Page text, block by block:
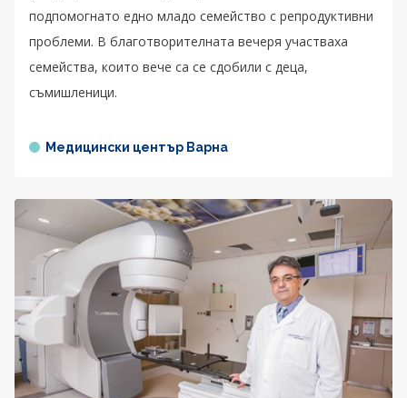
подпомогнато едно младо семейство с репродуктивни
проблеми. В благотворителната вечеря участваха
семейства, които вече са се сдобили с деца,
съмишленици.
Медицински център Варна